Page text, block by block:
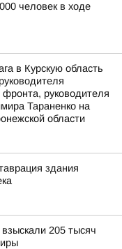
человек в ходе
в Курскую область
руководителя
Тараненко на
области
здания
205 тысяч